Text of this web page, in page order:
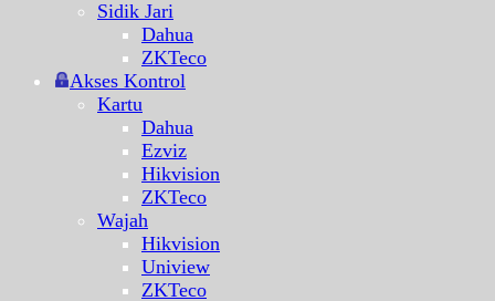
Sidik Jari
Dahua
ZKTeco
Akses Kontrol
Kartu
Dahua
Ezviz
Hikvision
ZKTeco
Wajah
Hikvision
Uniview
ZKTeco